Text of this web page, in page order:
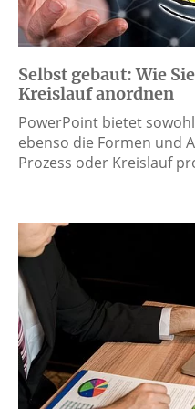
Selbst gebaut: Wie
Kreislauf anordnen
PowerPoint bietet
ebenso die Formen und
Prozess oder Kreislauf